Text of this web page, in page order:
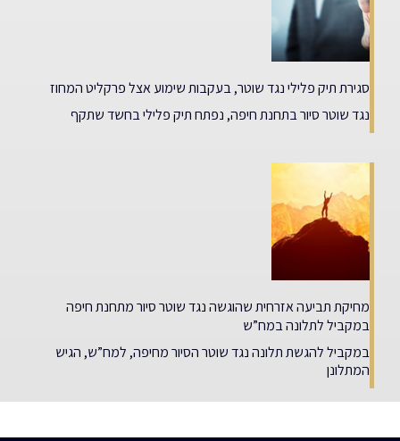
סגירת תיק פלילי נגד שוטר, בעקבות שימוע אצל פרקליט המחוז
נגד שוטר סיור בתחנת חיפה, נפתח תיק פלילי בחשד שתקף
מחיקת תביעה אזרחית שהוגשה נגד שוטר סיור מתחנת חיפה
במקביל לתלונה במח”ש
במקביל להגשת תלונה נגד שוטר הסיור מחיפה, למח”ש, הגיש
המתלונן